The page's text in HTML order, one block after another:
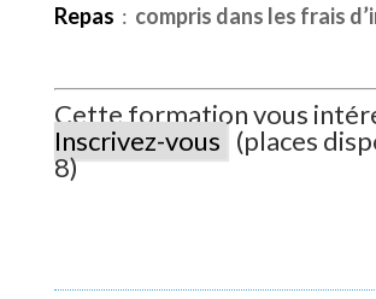
Repas : compris dans les frais
Cette formation vous
Inscrivez-vous (places
8)